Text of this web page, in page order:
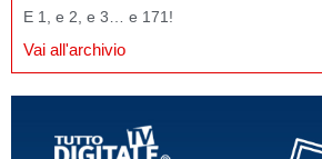
E 1, e 2, e 3… e 171!
Vai all'archivio